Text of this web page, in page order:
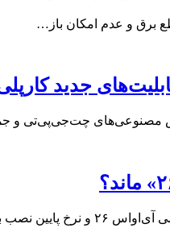
برق و عدم امکان باز…